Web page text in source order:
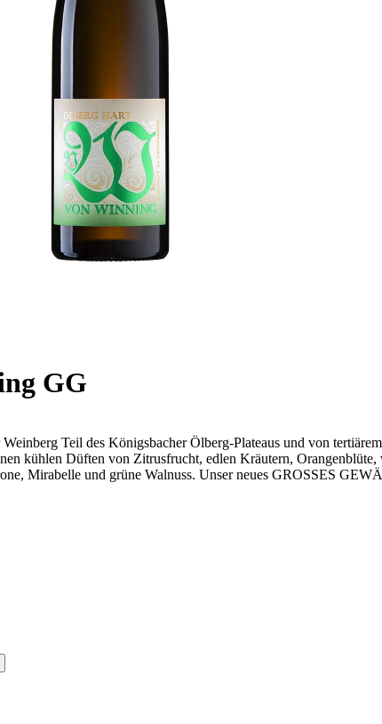
GG
Weinberg Teil des Königsbacher Ölberg-Plateaus und von
kühlen Düften von Zitrusfrucht, edlen Kräutern,
Mirabelle und grüne Walnuss. Unser neues GROSSES